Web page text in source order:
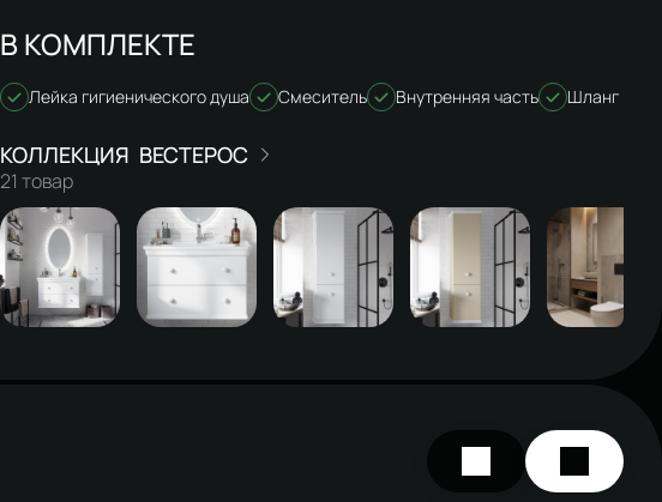
В КОМПЛЕКТЕ
Лейка гигиенического душа Смеситель Внутренняя часть Шланг
ВЕСТЕРОС
21 товар